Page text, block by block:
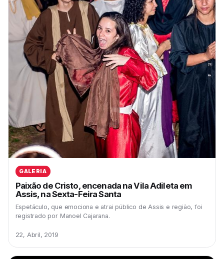
GALERIA
Paixão de Cristo, encenada na Vila Adileta em
Assis, na Sexta-Feira Santa
Espetáculo, que emociona e atrai público de Assis e região, foi
registrado por Manoel Cajarana.
22, Abril, 2019